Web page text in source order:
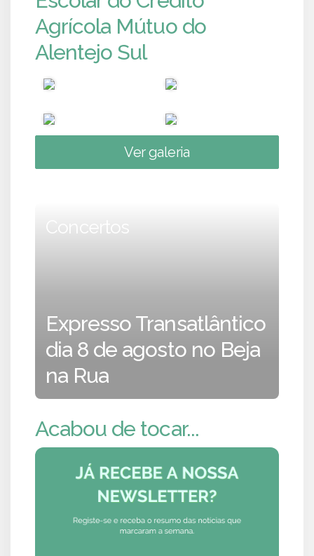
Agrícola Mútuo do
Alentejo Sul
Ver galeria
Concertos
Expresso Transatlântico
dia 8 de agosto no Beja
na Rua
Acabou de tocar...